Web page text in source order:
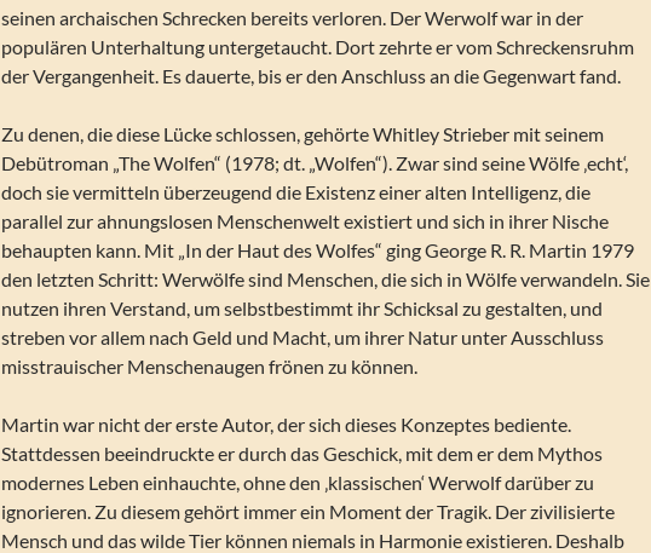
seinen archaischen Schrecken bereits verloren. Der Werwolf war in der
populären Unterhaltung untergetaucht. Dort zehrte er vom Schreckensruhm
der Vergangenheit. Es dauerte, bis er den Anschluss an die Gegenwart fand.
Zu denen, die diese Lücke schlossen, gehörte Whitley Strieber mit seinem
Debütroman „The Wolfen“ (1978; dt. „Wolfen“). Zwar sind seine Wölfe ‚echt‘,
doch sie vermitteln überzeugend die Existenz einer alten Intelligenz, die
parallel zur ahnungslosen Menschenwelt existiert und sich in ihrer Nische
behaupten kann. Mit „In der Haut des Wolfes“ ging George R. R. Martin 1979
den letzten Schritt: Werwölfe sind Menschen, die sich in Wölfe verwandeln. Sie
nutzen ihren Verstand, um selbstbestimmt ihr Schicksal zu gestalten, und
streben vor allem nach Geld und Macht, um ihrer Natur unter Ausschluss
misstrauischer Menschenaugen frönen zu können.
Martin war nicht der erste Autor, der sich dieses Konzeptes bediente.
Stattdessen beeindruckte er durch das Geschick, mit dem er dem Mythos
modernes Leben einhauchte, ohne den ‚klassischen‘ Werwolf darüber zu
ignorieren. Zu diesem gehört immer ein Moment der Tragik. Der zivilisierte
Mensch und das wilde Tier können niemals in Harmonie existieren. Deshalb